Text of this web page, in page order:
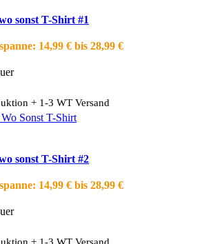
der Produktseite gewählt werden
sonst T-Shirt #1
14,99 € bis 28,99 €
+ 1-3 WT Versand
der Produktseite gewählt werden
sonst T-Shirt #2
14,99 € bis 28,99 €
+ 1-3 WT Versand